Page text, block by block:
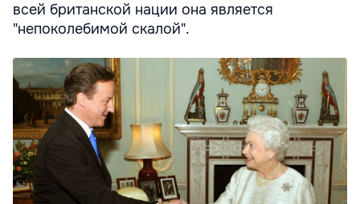
всей британской нации она является
"непоколебимой скалой".